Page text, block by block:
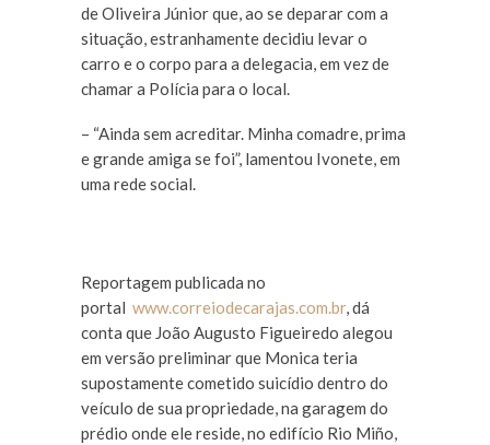
de Oliveira Júnior que, ao se deparar com a
situação, estranhamente decidiu levar o
carro e o corpo para a delegacia, em vez de
chamar a Polícia para o local.
– “Ainda sem acreditar. Minha comadre, prima
e grande amiga se foi”, lamentou Ivonete, em
uma rede social.
Reportagem publicada no
portal www.correiodecarajas.com.br, dá
conta que João Augusto Figueiredo alegou
em versão preliminar que Monica teria
supostamente cometido suicídio dentro do
veículo de sua propriedade, na garagem do
prédio onde ele reside, no edifício Rio Miño,